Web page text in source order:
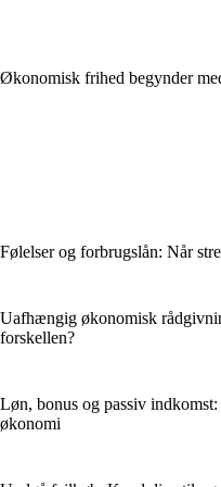
Økonomisk frihed begynder
Følelser og forbrugslån: Når
Uafhængig økonomisk
forskellen?
Løn, bonus og passiv
økonomi